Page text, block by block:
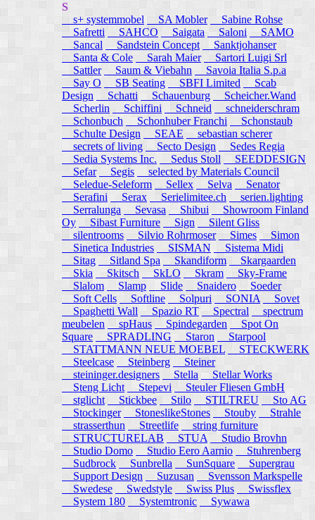
S
s+ systemmobel
SA Mobler
Sabine Rohse
Safretti
SAHCO Saigata Saloni
SAMO
Sancal
Sandstein Concept
Sanktjohanser
Santa & Cole
Sarah Maier
Sartori Luigi Srl
Sattler
Saum & Viebahn
Savoia Italia S.p.a
Say O
SB Seating SBFI Limited
Scab
Design
Schatti Schauenburg
Scheicher.Wand
Scherlin
Schiffini Schneid
schneiderschram
Schonbuch
Schonhuber Franchi
Schonstaub
Schulte Design
SEAE
sebastian scherer
secrets of living
Secto Design
Sedes Regia
Sedia Systems Inc.
Sedus Stoll
SEEDDESIGN
Sefar
Segis
selected by Materials Council
Seledue-Seleform
Sellex Selva
Senator
Serafini
Serax Serielimitee.ch
serien.lighting
Serralunga
Sevasa Shibui
Showroom Finland
Oy
Sibast Furniture Sign
Silent Gliss
silentrooms
Silvio Rohrmoser Simes Simon
Sinetica Industries
SISMAN
Sistema Midi
Sitag
Sitland Spa Skandiform
Skargaarden
Skia
Skitsch SkLO Skram
Sky-Frame
Slalom
Slamp Slide Snaidero
Soeder
Soft Cells
Softline Solpuri SONIA
Sovet
Spaghetti Wall
Spazio RT Spectral
spectrum
meubelen
spHaus Spindegarden
Spot On
Square
SPRADLING Staron
Starpool
STATTMANN NEUE MOEBEL
STECKWERK
Steelcase
Steinberg
Steiner
steininger.designers
Stella Stellar Works
Steng Licht
Stepevi
Steuler Fliesen GmbH
stglicht
Stickbee Stilo STILTREU
Sto AG
Stockinger
StoneslikeStones Stouby
Strahle
strasserthun
Streetlife
string furniture
STRUCTURELAB
STUA
Studio Brovhn
Studio Domo
Studio Eero Aarnio
Stuhrenberg
Sudbrock
Sunbrella SunSquare
Supergrau
Support Design
Suzusan
Svensson Markspelle
Swedese
Swedstyle Swiss Plus
Swissflex
System 180
Systemtronic Sywawa